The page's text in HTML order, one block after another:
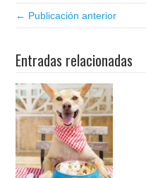
← Publicación anterior
Entradas relacionadas